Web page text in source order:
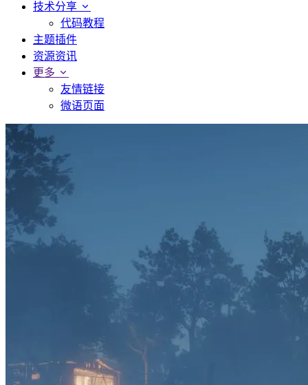
技术分享
代码教程
主题插件
资源资讯
更多
友情链接
微语页面